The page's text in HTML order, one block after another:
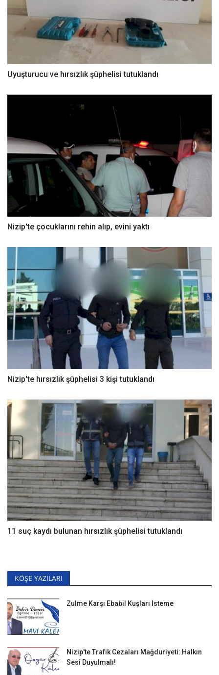
Uyuşturucu ve hırsızlık şüphelisi tutuklandı
Nizip'te çocuklarını rehin alıp, evini yaktı
Nizip'te hırsızlık şüphelisi 3 kişi tutuklandı
11 suç kaydı bulunan hırsızlık şüphelisi tutuklandı
KÖŞE YAZILARI
Zulme Karşı Ebabil Kuşları İsteme
Nizip'te Trafik Cezaları Mağduriyeti: Halkın
Sesi Duyulmalı!